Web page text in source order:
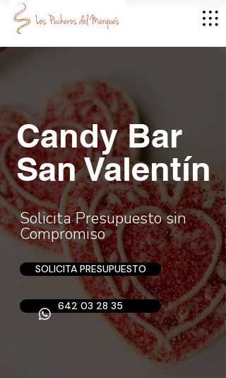
Candy Bar
San Valentín
Solicita Presupuesto sin
Compromiso
SOLICITA PRESUPUESTO
642 03 28 35